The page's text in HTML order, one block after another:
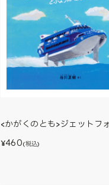
<かがくのとも>ジェットフ
¥460(税込)